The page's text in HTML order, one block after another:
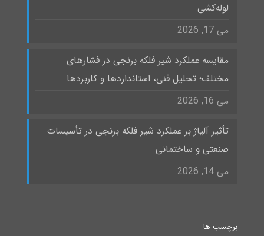
لوله‌کشی
می 17, 2026
مقایسه عملکرد شیر فلکه برنجی در فشارهای
مختلف؛ تحلیل فنی، استانداردها و کاربردها
می 16, 2026
تأثیر آلیاژ بر عملکرد شیر فلکه برنجی در تأسیسات
صنعتی و ساختمانی
می 14, 2026
برچسب ها